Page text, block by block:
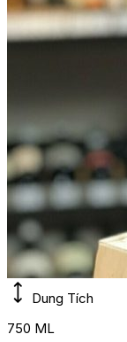
Dung Tích
750 ML